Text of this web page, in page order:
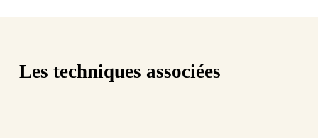
Les techniques associées